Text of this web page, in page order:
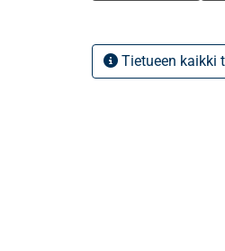
Tutkimukseni
käsitteitä ja
Tietueen kaikki